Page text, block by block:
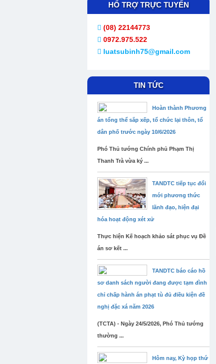
HỔ TRỢ TRỰC TUYẾN
(08) 22144773
0972.975.522
luatsubinh75@gmail.com
TIN TỨC
Hoàn thành Phương
án tổng thể sắp xếp, tổ chức lại thôn, tổ
dân phố trước ngày 10/6/2026
Phó Thủ tướng Chính phủ Phạm Thị
Thanh Trà vừa ký ...
TANDTC tiếp tục đổi
mới phương thức
lãnh đạo, hiện đại
hóa hoạt động xét xử
Thực hiện Kế hoạch khảo sát phục vụ Đề
án sơ kết ...
TANDTC báo cáo hồ
sơ danh sách người đang được tạm đình
chỉ chấp hành án phạt tù đủ điều kiện đề
nghị đặc xá năm 2026
(TCTA) - Ngày 24/5/2026, Phó Thủ tướng
thường ...
Hôm nay, Kỳ họp thứ